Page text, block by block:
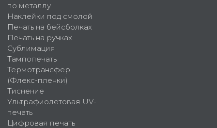
по металлу
Наклейки под смолой
Печать на бейсболках
Печать на ручках
Сублимация
Тампопечать
Термотрансфер
(Флекс-пленки)
Тиснение
Ультрафиолетовая UV-
печать
Цифровая печать